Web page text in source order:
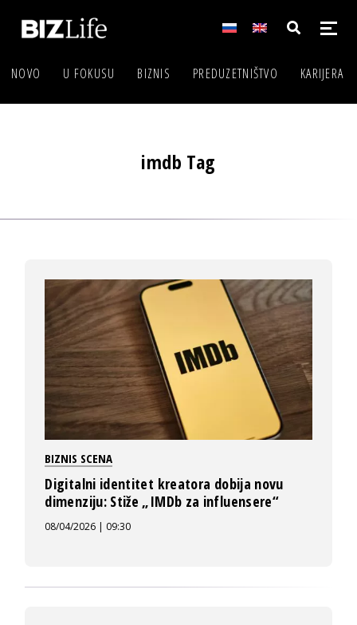
NOVO U FOKUSU BIZNIS PREDUZETNIŠTVO KARIJERA
imdb Tag
BIZNIS SCENA
Digitalni identitet kreatora dobija novu
dimenziju: Stiže „IMDb za influensere“
08/04/2026 | 09:30